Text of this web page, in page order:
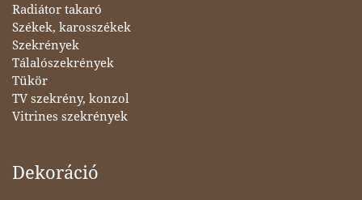
Radiátor takaró
Székek, karosszékek
Szekrények
Tálalószekrények
Tükör
TV szekrény, konzol
Vitrines szekrények
Dekoráció